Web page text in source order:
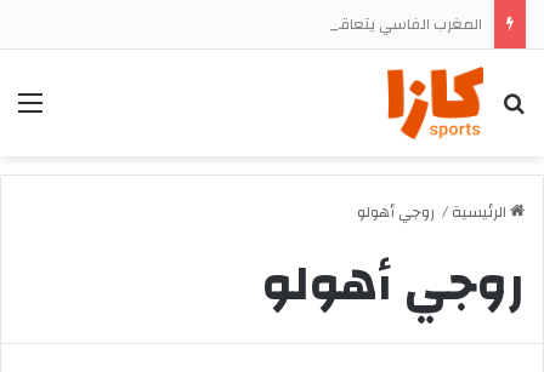
بحث
الرئيسية/ روجي أهولو
روجي أهولو